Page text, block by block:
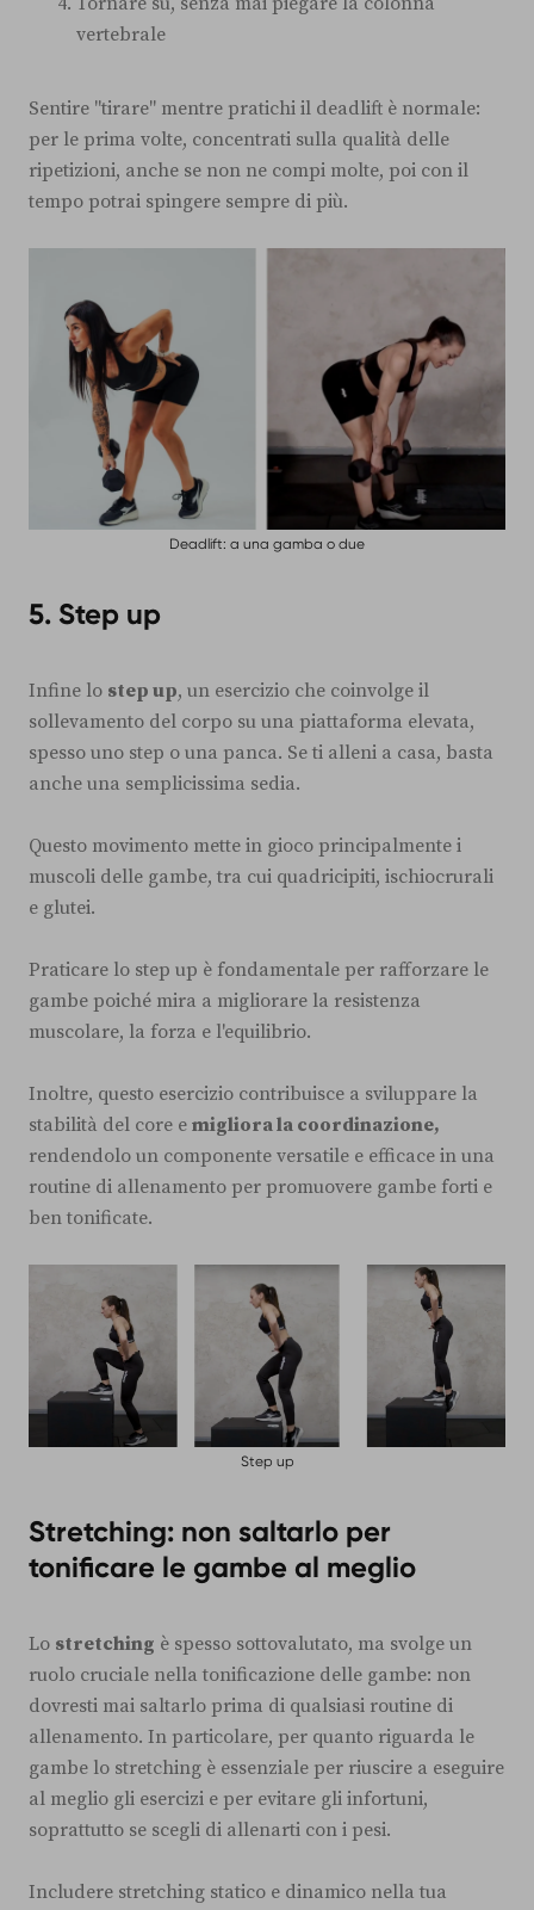
vertebrale
Sentire "tirare" mentre pratichi il deadlift è normale:
per le prima volte, concentrati sulla qualità delle
ripetizioni, anche se non ne compi molte, poi con il
tempo potrai spingere sempre di più.
Deadlift: a una gamba o due
5. Step up
Infine lo step up, un esercizio che coinvolge il
sollevamento del corpo su una piattaforma elevata,
spesso uno step o una panca. Se ti alleni a casa, basta
anche una semplicissima sedia.
Questo movimento mette in gioco principalmente i
muscoli delle gambe, tra cui quadricipiti, ischiocrurali
e glutei.
Praticare lo step up è fondamentale per rafforzare le
gambe poiché mira a migliorare la resistenza
muscolare, la forza e l'equilibrio.
Inoltre, questo esercizio contribuisce a sviluppare la
stabilità del core e migliora la coordinazione,
rendendolo un componente versatile e efficace in una
routine di allenamento per promuovere gambe forti e
ben tonificate.
Step up
Stretching: non saltarlo per
tonificare le gambe al meglio
Lo stretching è spesso sottovalutato, ma svolge un
ruolo cruciale nella tonificazione delle gambe: non
dovresti mai saltarlo prima di qualsiasi routine di
allenamento. In particolare, per quanto riguarda le
gambe lo stretching è essenziale per riuscire a eseguire
al meglio gli esercizi e per evitare gli infortuni,
soprattutto se scegli di allenarti con i pesi.
Includere stretching statico e dinamico nella tua